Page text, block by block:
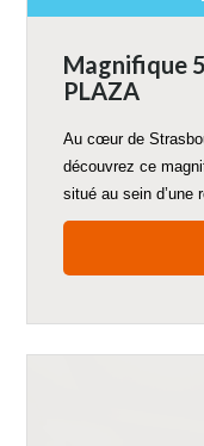
Magnifique
PLAZA
Au cœur de
découvrez ce
situé au sein